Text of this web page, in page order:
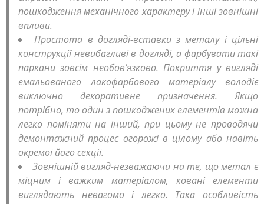
пошкодження механічного характеру і інші зовнішні
впливи.
Простота в догляді-вставки з металу і цільні
конструкції невибагливі в догляді, а фарбувати такі
паркани зовсім необов’язково. Покриття у вигляді
емальованого лакофарбового матеріалу володіє
виключно декоративне призначення. Якщо
потрібно, то один з пошкоджених елементів можна
легко поміняти на інший, при цьому не проводячи
демонтажний процес огорожі в цілому або навіть
окремої його секції.
Зовнішній вигляд-незважаючи на те, що метал є
міцним і важким матеріалом, ковані елементи
виглядають невагомо і легко. Така особливість